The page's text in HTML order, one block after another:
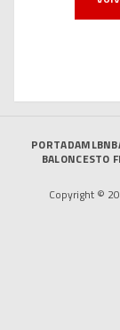
PORTADAMLB
BALONCESTO
Copyright ©